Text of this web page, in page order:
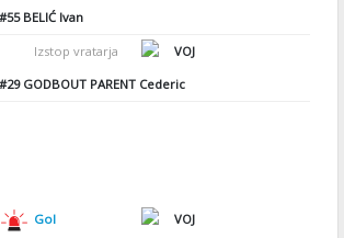
#55BELIĆ Ivan
Izstop vratarja
VOJ
#29GODBOUT PARENT Cederic
Gol
VOJ